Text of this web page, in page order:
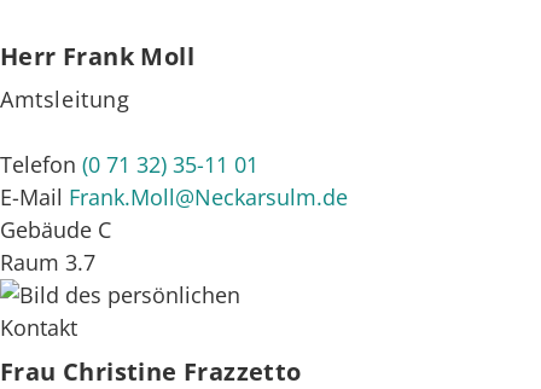
Herr Frank Moll
Amtsleitung
Telefon (0 71 32) 35-11 01
E-Mail Frank.Moll@Neckarsulm.de
Gebäude C
Raum 3.7
Frau Christine Frazzetto